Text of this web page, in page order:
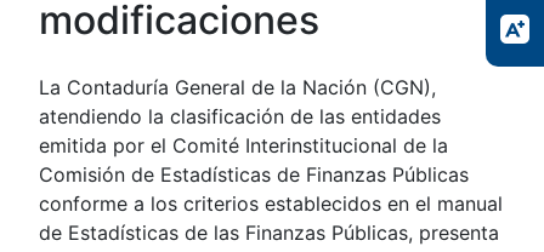
modificaciones
La Contaduría General de la Nación (CGN),
atendiendo la clasificación de las entidades
emitida por el Comité Interinstitucional de la
Comisión de Estadísticas de Finanzas Públicas
conforme a los criterios establecidos en el manual
de Estadísticas de las Finanzas Públicas, presenta